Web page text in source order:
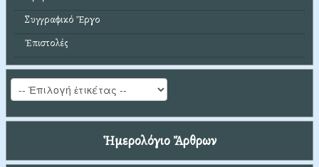
Συγγραφικό Ἔργο
Ἐπιστολές
Ἡμερολόγιο Ἄρθρων